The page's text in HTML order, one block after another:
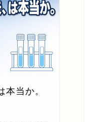
当か。